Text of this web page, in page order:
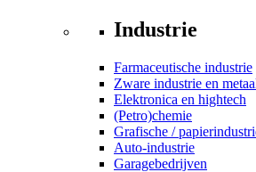
Industrie
Farmaceutische industrie
Zware industrie en
Elektronica en hightech
(Petro)chemie
Grafische /
Auto-industrie
Garagebedrijven